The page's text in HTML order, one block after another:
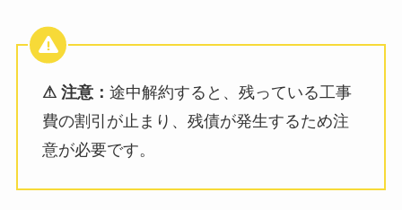
⚠ 注意： 途中解約すると、残っている工事
費の割引が止まり、残債が発生するため注
意が必要です。